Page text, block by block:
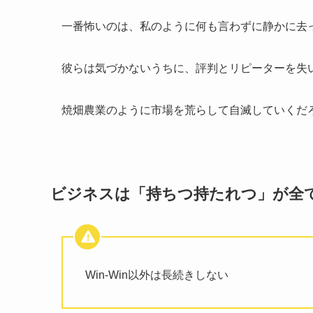
一番怖いのは、私のように何も言わずに静かに去
彼らは気づかないうちに、評判とリピーターを失
焼畑農業のように市場を荒らして自滅していくだ
ビジネスは「持ちつ持たれつ」が全
Win-Win以外は長続きしない